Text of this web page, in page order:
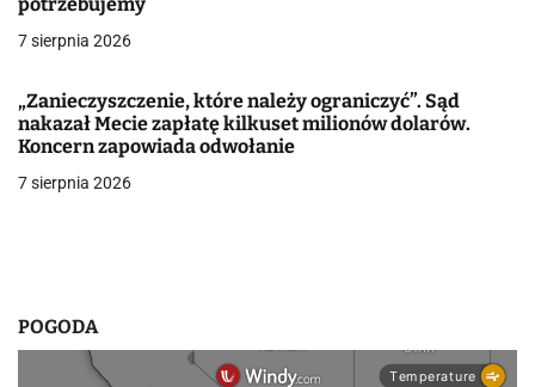
w
i
s
7 sierpnia 2026
„Zanieczyszczenie, które należy ograniczyć”. Sąd
nakazał Mecie zapłatę kilkuset milionów dolarów.
Koncern zapowiada odwołanie
7 sierpnia 2026
POGODA